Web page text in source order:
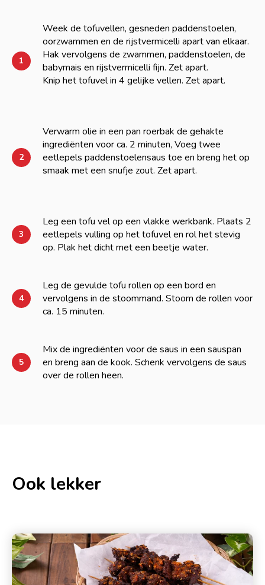
1
Week de tofuvellen, gesneden paddenstoelen,
oorzwammen en de rijstvermicelli apart van elkaar.
Hak vervolgens de zwammen, paddenstoelen, de
babymais en rijstvermicelli fijn. Zet apart.
Knip het tofuvel in 4 gelijke vellen. Zet apart.
2
Verwarm olie in een pan roerbak de gehakte
ingrediënten voor ca. 2 minuten, Voeg twee
eetlepels paddenstoelensaus toe en breng het op
smaak met een snufje zout. Zet apart.
3
Leg een tofu vel op een vlakke werkbank. Plaats 2
eetlepels vulling op het tofuvel en rol het stevig
op. Plak het dicht met een beetje water.
4
Leg de gevulde tofu rollen op een bord en
vervolgens in de stoommand. Stoom de rollen voor
ca. 15 minuten.
5
Mix de ingrediënten voor de saus in een sauspan
en breng aan de kook. Schenk vervolgens de saus
over de rollen heen.
Ook lekker